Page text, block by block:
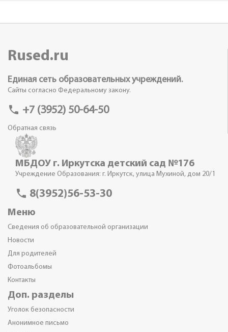
Rused.ru
Единая сеть образовательных учреждений.
Сайты согласно Федеральному закону.
phone +7 (3952) 50-64-50
Обратная связь
МБДОУ г. Иркутска детский сад №176
Учреждение Образования: г. Иркутск, улица Мухиной, дом 20/1
phone 8(3952)56-53-30
Меню
Сведения об образовательной организации
Новости
Для родителей
Фотоальбомы
Контакты
Доп. разделы
Уголок безопасности
Анонимное письмо